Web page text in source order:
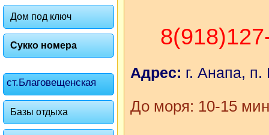
Дом под ключ
Сукко номера
ст.Благовещенская
Базы отдыха
Адрес: г. Анапа,
До моря: 10-15